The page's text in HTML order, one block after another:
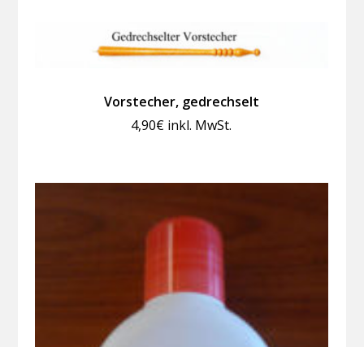
Vorstecher, gedrechselt
4,90€ inkl. MwSt.